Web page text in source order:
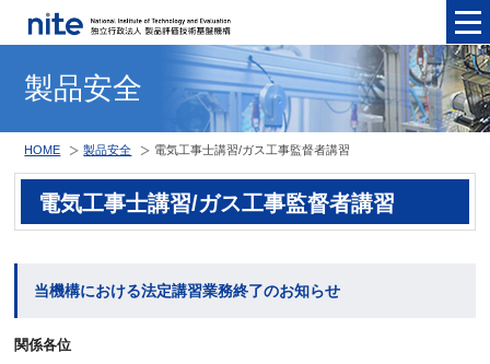
製品安全
HOME 製品安全 電気工事士講習/ガス工事監督者講習
電気工事士講習/ガス工事監督者講習
当機構における法定講習業務終了のお知らせ
関係各位